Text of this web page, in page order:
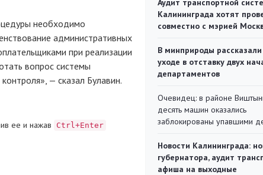
необходимо
административных
при реализации
вопрос системы
— сказал Булавин.
ее и нажав Ctrl+Enter
Аудит транспортной
Калининграда хотят
совместно с мэрией
В минприроды
уходе в отставку двух
департаментов
Очевидец: в районе
десять машин оказались
заблокированы упавшими
Новости Калининграда:
губернатора, аудит
афиша на выходные